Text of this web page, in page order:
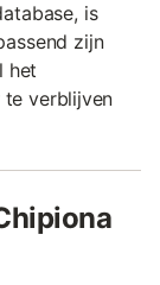
is
zijn
het
verblijven